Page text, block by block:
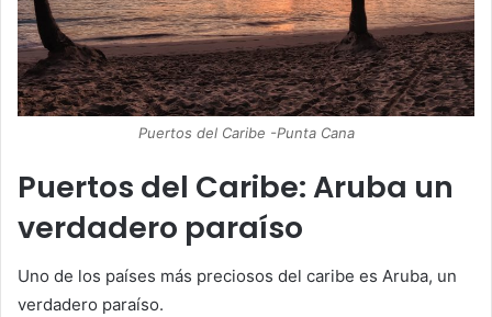
Puertos del Caribe -Punta Cana
Puertos del Caribe: Aruba un
verdadero paraíso
Uno de los países más preciosos del caribe es Aruba, un
verdadero paraíso.